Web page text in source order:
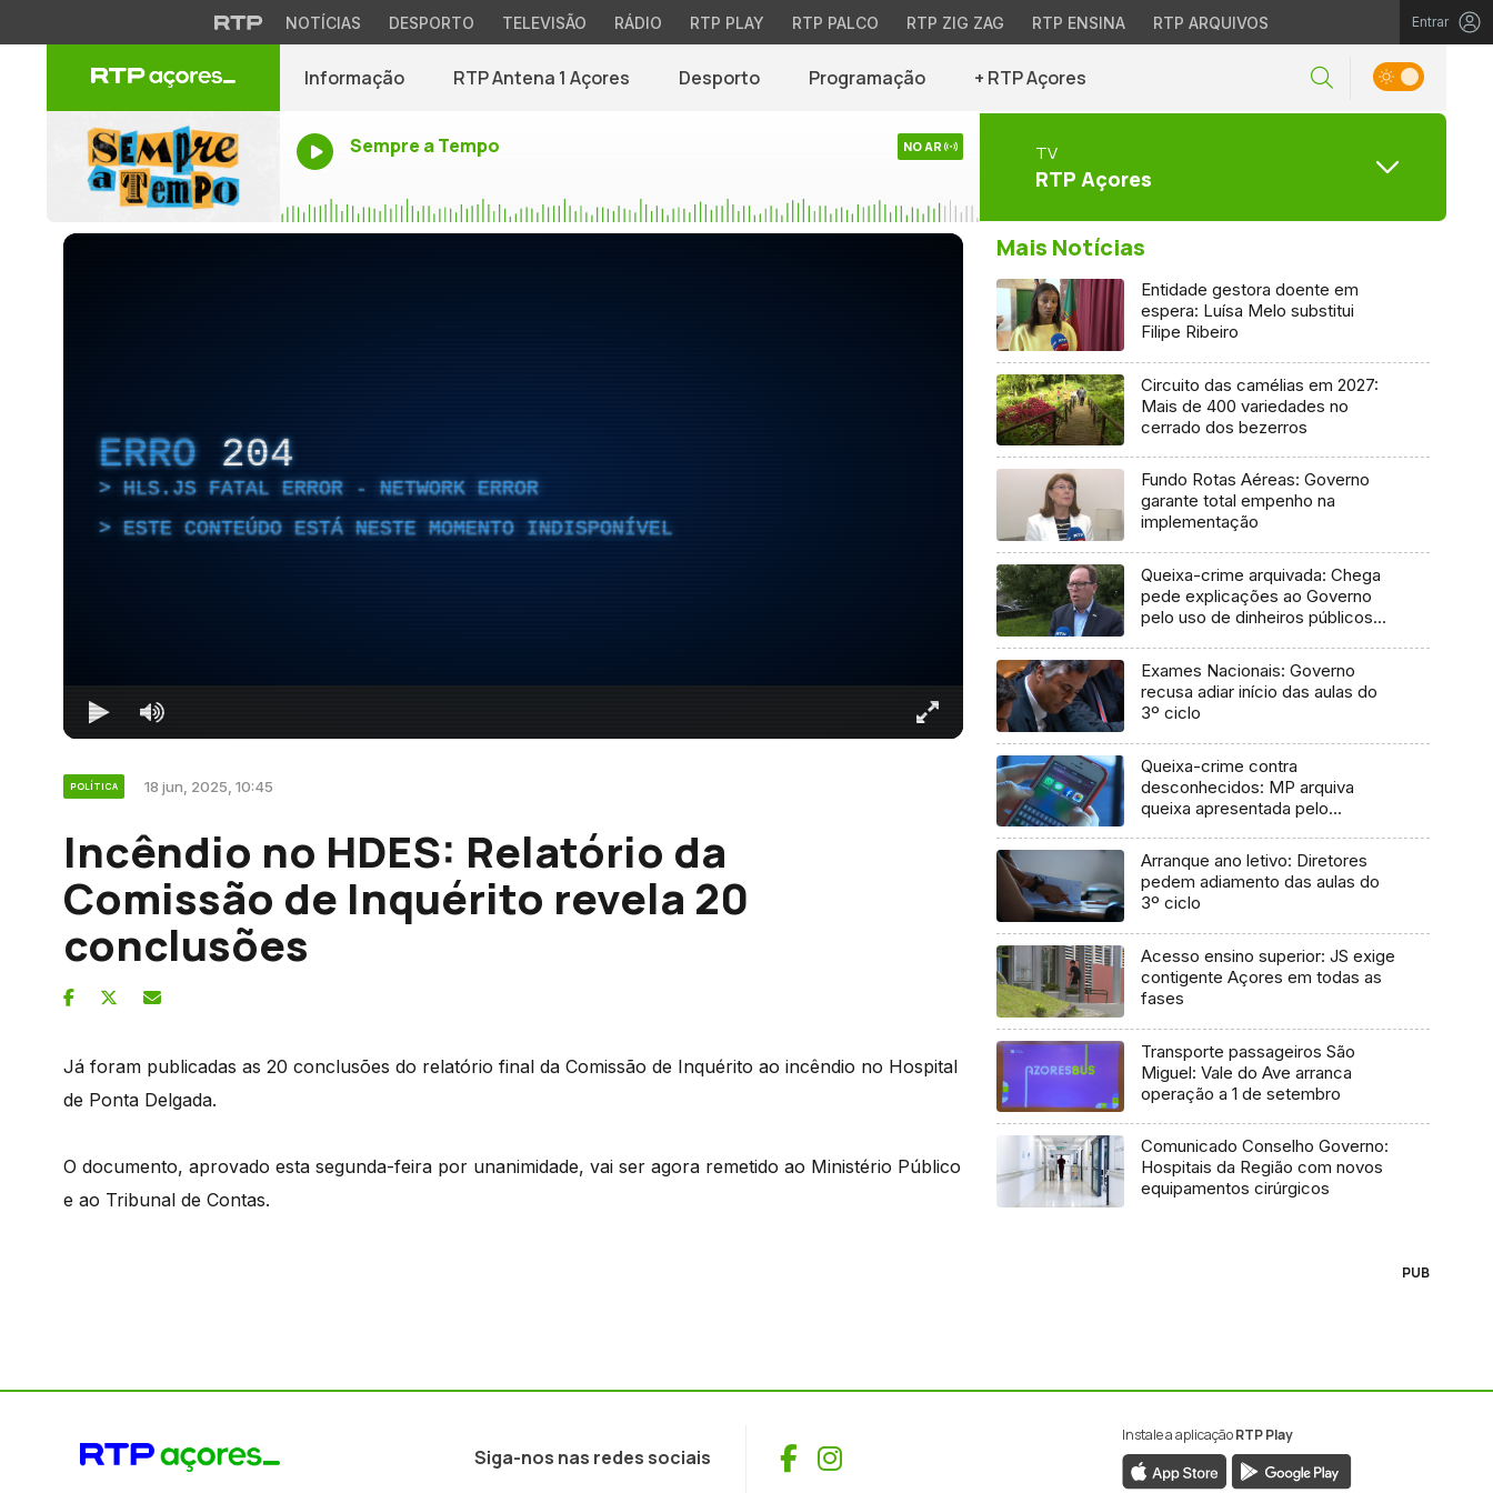
NOTÍCIAS DESPORTO TELEVISÃO RÁDIO RTP PLAY RTP PALCO RTP ZIG ZAG RTP ENSINA RTP ARQUIVOS Entrar
Informação RTP Antena 1 Açores Desporto Programação + RTP Açores
Sempre a Tempo NO AR TV
RTP Açores
ERRO 204
HLS.JS FATAL ERROR - NETWORK ERROR
ESTE CONTEÚDO ESTÁ NESTE MOMENTO INDISPONÍVEL
POLÍTICA 18 jun, 2025, 10:45
Incêndio no HDES: Relatório da
Comissão de Inquérito revela 20
conclusões
Já foram publicadas as 20 conclusões do relatório final da Comissão de Inquérito ao incêndio no Hospital
de Ponta Delgada.
O documento, aprovado esta segunda-feira por unanimidade, vai ser agora remetido ao Ministério Público
e ao Tribunal de Contas.
Mais Notícias
Entidade gestora doente em
espera: Luísa Melo substitui
Filipe Ribeiro
Circuito das camélias em 2027:
Mais de 400 variedades no
cerrado dos bezerros
Fundo Rotas Aéreas: Governo
garante total empenho na
implementação
Queixa-crime arquivada: Chega
pede explicações ao Governo
pelo uso de dinheiros públicos
Exames Nacionais: Governo
recusa adiar início das aulas do
3º ciclo
Queixa-crime contra
desconhecidos: MP arquiva
queixa apresentada pelo
Arranque ano letivo: Diretores
pedem adiamento das aulas do
3º ciclo
Acesso ensino superior: JS exige
contigente Açores em todas as
fases
Transporte passageiros São
Miguel: Vale do Ave arranca
operação a 1 de setembro
Comunicado Conselho Governo:
Hospitais da Região com novos
equipamentos cirúrgicos
PUB
Siga-nos nas redes sociais Facebook
Instagram
Instale a aplicaçãoRTP Play